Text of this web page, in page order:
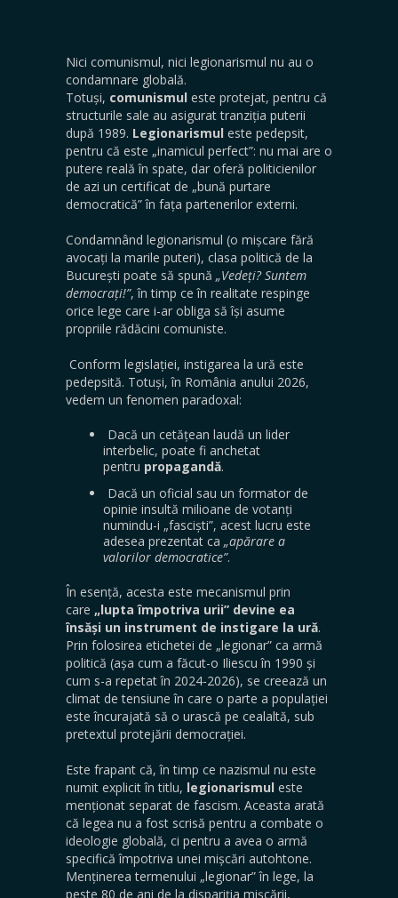
Nici comunismul, nici legionarismul nu au o
condamnare globală.
Totuși, comunismul este protejat, pentru că
structurile sale au asigurat tranziția puterii
după 1989. Legionarismul este pedepsit,
pentru că este „inamicul perfect”: nu mai are o
putere reală în spate, dar oferă politicienilor
de azi un certificat de „bună purtare
democratică” în fața partenerilor externi.
Condamnând legionarismul (o mișcare fără
avocați la marile puteri), clasa politică de la
București poate să spună „Vedeți? Suntem
democrați!”, în timp ce în realitate respinge
orice lege care i-ar obliga să își asume
propriile rădăcini comuniste.
Conform legislației, instigarea la ură este
pedepsită. Totuși, în România anului 2026,
vedem un fenomen paradoxal:
Dacă un cetățean laudă un lider
interbelic, poate fi anchetat
pentru propagandă.
Dacă un oficial sau un formator de
opinie insultă milioane de votanți
numindu-i „fasciști”, acest lucru este
adesea prezentat ca „apărare a
valorilor democratice”.
În esență, acesta este mecanismul prin
care „lupta împotriva urii” devine ea
însăși un instrument de instigare la ură.
Prin folosirea etichetei de „legionar” ca armă
politică (așa cum a făcut-o Iliescu în 1990 și
cum s-a repetat în 2024-2026), se creează un
climat de tensiune în care o parte a populației
este încurajată să o urască pe cealaltă, sub
pretextul protejării democrației.
Este frapant că, în timp ce nazismul nu este
numit explicit în titlu, legionarismul este
menționat separat de fascism. Aceasta arată
că legea nu a fost scrisă pentru a combate o
ideologie globală, ci pentru a avea o armă
specifică împotriva unei mișcări autohtone.
Menținerea termenului „legionar” în lege, la
peste 80 de ani de la dispariția mișcării,